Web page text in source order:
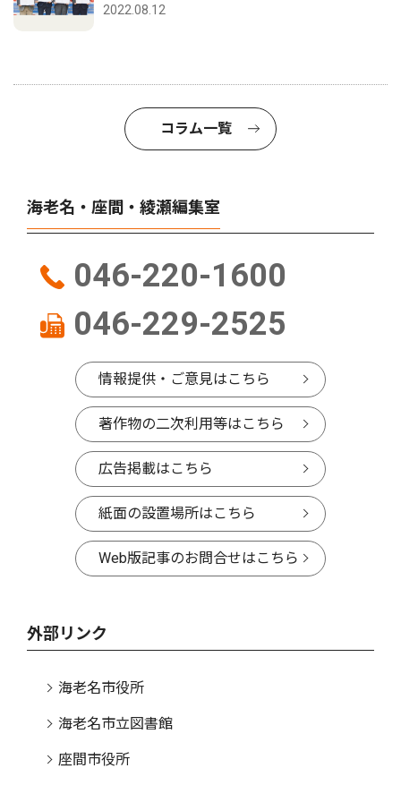
2022.08.12
コラム一覧
海老名・座間・綾瀬編集室
046-220-1600
046-229-2525
情報提供・ご意見はこちら
著作物の二次利用等はこちら
広告掲載はこちら
紙面の設置場所はこちら
Web版記事のお問合せはこちら
外部リンク
海老名市役所
海老名市立図書館
座間市役所